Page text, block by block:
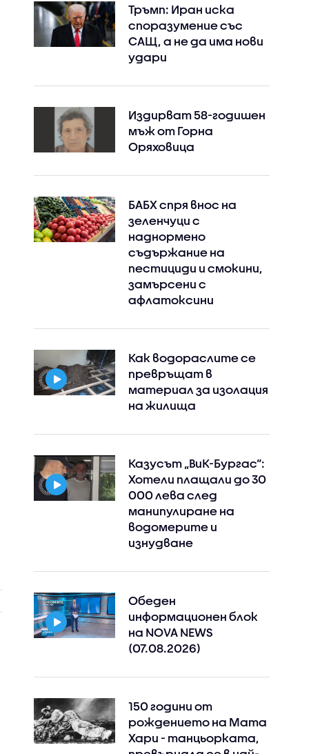
Instagram Facebook
Тръмп: Иран иска
споразумение със
САЩ, а не да има нови
удари
Издирват 58-годишен
мъж от Горна
Оряховица
БАБХ спря внос на
зеленчуци с
наднормено
съдържание на
пестициди и смокини,
замърсени с
афлатоксини
Как водораслите се
превръщат в
материал за изолация
на жилища
Казусът „ВиК-Бургас“:
Хотели плащали до 30
000 лева след
манипулиране на
водомерите и
изнудване
Обеден
информационен блок
на NOVA NEWS
(07.08.2026)
150 години от
рождението на Мата
Хари - танцьорката,